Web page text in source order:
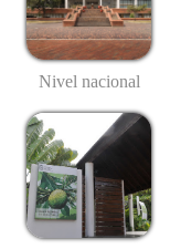
Nivel nacional